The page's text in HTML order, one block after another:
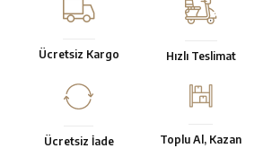
Ücretsiz Kargo Hızlı Teslimat
Ücretsiz İade Toplu Al, Kazan